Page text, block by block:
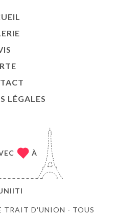
LÉGALES
TRAIT D'UNION - TOUS
À